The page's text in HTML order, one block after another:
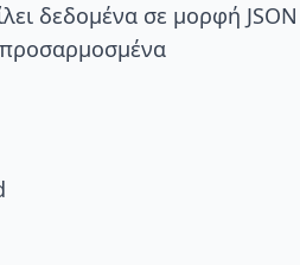
δεδομένα σε μορφή JSON
προσαρμοσμένα